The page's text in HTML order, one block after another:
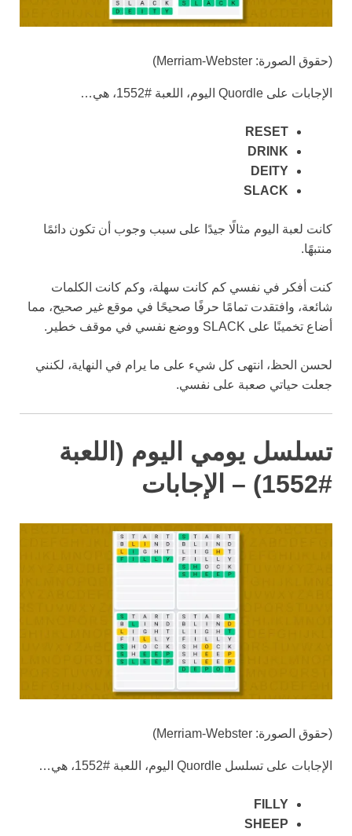
(حقوق الصورة: Merriam-Webster)
الإجابات على Quordle اليوم، اللعبة #1552، هي…
RESET
DRINK
DEITY
SLACK
كانت لعبة اليوم مثالًا جيدًا على سبب وجوب أن تكون دائمًا
منتبهًا.
كنت أفكر في نفسي كم كانت سهلة، وكم كانت الكلمات
شائعة، وافتقدت تمامًا حرفًا صحيحًا في موقع غير صحيح، مما
أضاع تخمينًا على SLACK ووضع نفسي في موقف خطير.
لحسن الحظ، انتهى كل شيء على ما يرام في النهاية، لكنني
جعلت حياتي صعبة على نفسي.
تسلسل يومي اليوم (اللعبة
#1552) – الإجابات
(حقوق الصورة: Merriam-Webster)
الإجابات على تسلسل Quordle اليوم، اللعبة #1552، هي…
FILLY
SHEEP